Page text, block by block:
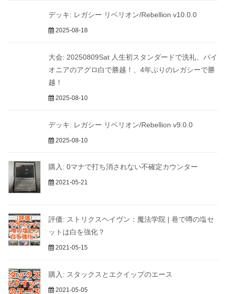
デッキ: レガシー リベリオン/Rebellion v10.0.0
2025-08-18
大会: 20250809Sat 人生初スタンダードで洗礼、パイ
オニアのアグロ白で勝越！、4年ぶりのレガシーで勝
越！
2025-08-10
デッキ: レガシー リベリオン/Rebellion v9.0.0
2025-08-10
購入: 0マナで打ち消されない不確定カウンター
2021-05-21
評価: ストリクスヘイヴン：魔法学院 | 巷で噂の塩セ
ットは白を強化？
2021-05-15
購入: スタックスとエクイップのエース
2021-05-05